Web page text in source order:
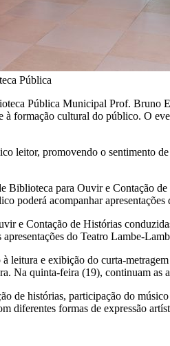
Pública
Pública Municipal Prof.
formação cultural do público. O
leitor, promovendo o sentimento
Biblioteca para Ouvir e Contação
poderá acompanhar
e Contação de Histórias
do Teatro Lambe-
leitura e exibição do curta-
Na quinta-feira (19), continuam
de histórias, participação do
diferentes formas de expressão